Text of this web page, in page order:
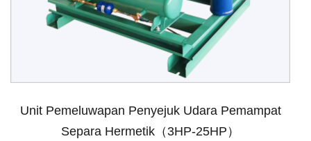
Unit Pemeluwapan Penyejuk Udara Pemampat
Separa Hermetik（3HP-25HP）